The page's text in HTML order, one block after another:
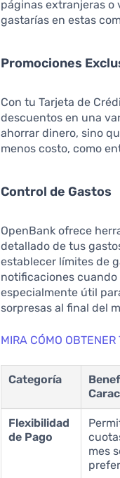
páginas extranjeras o
gastarías en estas
Promociones
Con tu Tarjeta de
descuentos en una
ahorrar dinero, sino
menos costo, como
Control de Gastos
OpenBank ofrece
detallado de tus
establecer límites de
notificaciones
especialmente útil
sorpresas al final del
MIRA CÓMO
Categoría
Flexibilidad
de Pago
mes